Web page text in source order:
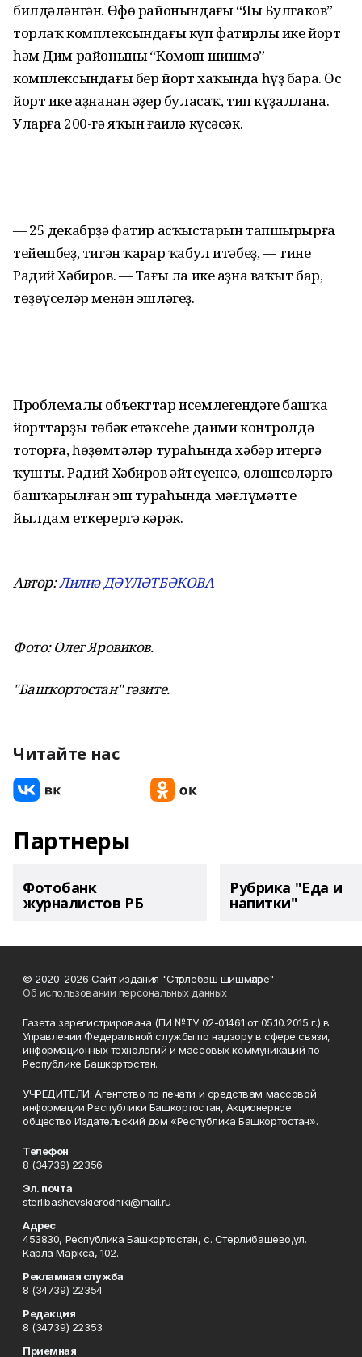
билдәләнгән. Өфө районындағы “Яңы Булгаков”
торлаҡ комплексындағы күп фатирлы ике йорт
һәм Дим районының “Көмөш шишмә”
комплексындағы бер йорт хаҡында һүҙ бара. Өс
йорт ике аҙнанан әҙер буласаҡ, тип күҙаллана.
Уларға 200-гә яҡын ғаилә күсәсәк.
— 25 декабрҙә фатир асҡыстарын тапшырырға
тейешбеҙ, тигән ҡарар ҡабул итәбеҙ, — тине
Радий Хәбиров. — Тағы ла ике аҙна ваҡыт бар,
төҙөүселәр менән эшләгеҙ.
Проблемалы объекттар исемлегендәге башҡа
йорттарҙы төбәк етәксеһе даими контролдә
тоторға, һөҙөмтәләр тураһында хәбәр итергә
ҡушты. Радий Хәбиров әйтеүенсә, өлөшсөләргә
башҡарылған эш тураһында мәғлүмәтте
йылдам еткерергә кәрәк.
Автор:Лилиә ДӘҮЛӘТБӘКОВА
Фото: Олег Яровиков.
"Башҡортостан" гәзите.
Читайте нас
Партнеры
Фотобанк
журналистов РБ
Рубрика "Еда и
напитки"
© 2020-2026 Сайт издания "Стәрлебаш шишмәләре"
Об использовании персональных данных
Газета зарегистрирована (ПИ №ТУ 02-01461 от 05.10.2015 г.) в
Управлении Федеральной службы по надзору в сфере связи,
информационных технологий и массовых коммуникаций по
Республике Башкортостан.
УЧРЕДИТЕЛИ: Агентство по печати и средствам массовой
информации Республики Башкортостан, Акционерное
общество Издательский дом «Республика Башкортостан».
Телефон
8 (34739) 22356
Эл. почта
sterlibashevskierodniki@mail.ru
Адрес
453830, Республика Башкортостан, c. Стерлибашево,ул.
Карла Маркса, 102.
Рекламная служба
8 (34739) 22354
Редакция
8 (34739) 22353
Приемная